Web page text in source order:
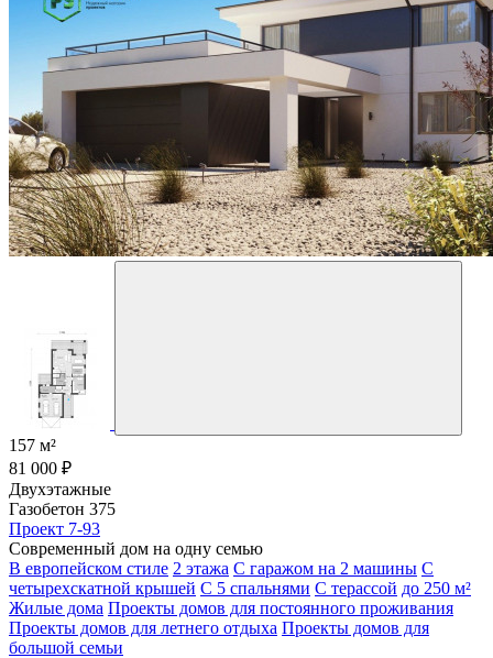
157 м²
81 000 ₽
Двухэтажные
Газобетон 375
Проект 7-93
Современный дом на одну семью
В европейском стиле 2 этажа С гаражом на 2 машины С
четырехскатной крышей С 5 спальнями С терассой до 250 м²
Жилые дома Проекты домов для постоянного проживания
Проекты домов для летнего отдыха Проекты домов для
большой семьи